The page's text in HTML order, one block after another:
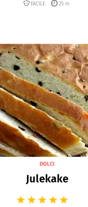
FACILE 25 m
DOLCI
Julekake